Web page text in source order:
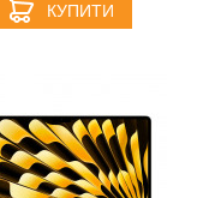
КУПИТИ